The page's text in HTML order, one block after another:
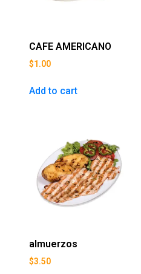
CAFE AMERICANO
$1.00
Add to cart
almuerzos
$3.50